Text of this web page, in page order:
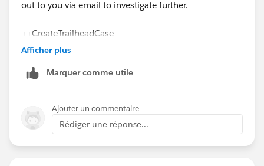
out to you via email to investigate further.
++CreateTrailheadCase
by our Agents to tell the system to create your case.
Thank you!
Afficher plus
Marquer comme utile
Ajouter un commentaire
Rédiger une réponse...